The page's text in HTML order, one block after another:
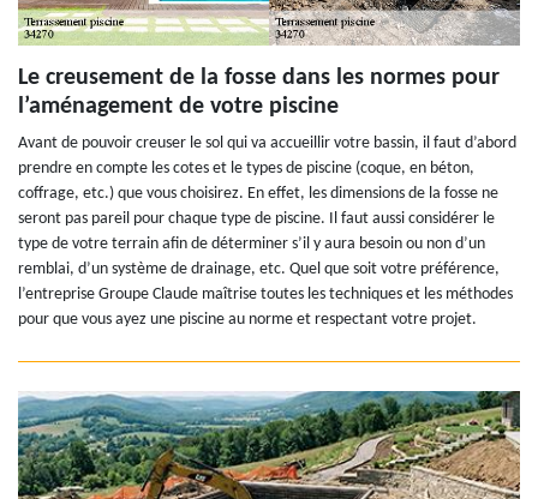
Le creusement de la fosse dans les normes pour
l’aménagement de votre piscine
Avant de pouvoir creuser le sol qui va accueillir votre bassin, il faut d’abord
prendre en compte les cotes et le types de piscine (coque, en béton,
coffrage, etc.) que vous choisirez. En effet, les dimensions de la fosse ne
seront pas pareil pour chaque type de piscine. Il faut aussi considérer le
type de votre terrain afin de déterminer s’il y aura besoin ou non d’un
remblai, d’un système de drainage, etc. Quel que soit votre préférence,
l’entreprise Groupe Claude maîtrise toutes les techniques et les méthodes
pour que vous ayez une piscine au norme et respectant votre projet.